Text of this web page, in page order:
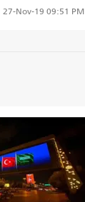
27-Nov-19 09:51 PM